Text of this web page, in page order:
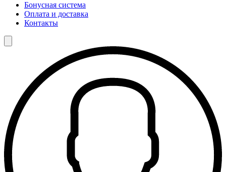
Бонусная система
Оплата и доставка
Контакты